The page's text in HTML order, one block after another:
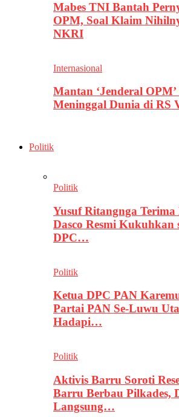
Mabes TNI Bantah
OPM, Soal Klaim
NKRI
Internasional
Mantan ‘Jenderal
Meninggal Dunia di RS
Politik
Politik
Yusuf Ritangnga
Dasco Resmi Kukuhkan
DPC…
Politik
Ketua DPC PAN
Partai PAN Se-Luwu
Hadapi…
Politik
Aktivis Barru Soroti
Barru Berbau Pilkades,
Langsung…